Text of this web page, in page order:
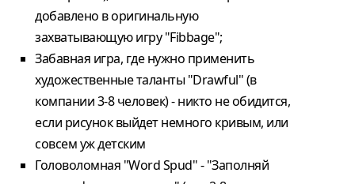
добавлено в оригинальную
захватывающую игру "Fibbage";
Забавная игра, где нужно применить
художественные таланты "Drawful" (в
компании 3-8 человек) - никто не обидится,
если рисунок выйдет немного кривым, или
совсем уж детским
Головоломная "Word Spud" - "Заполняй